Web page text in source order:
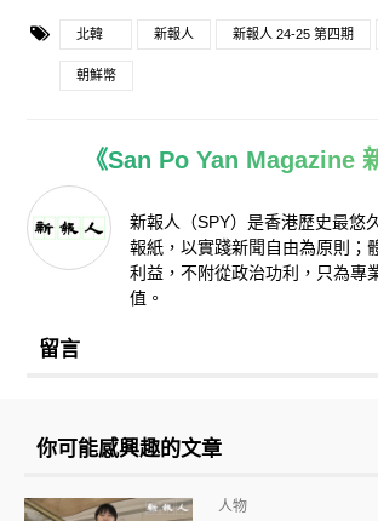
北韓 新報人 新報人 24-25 第四期
朝鮮幣
《San Po Yan Magazine
新報人（SPY）是香港歷史最悠
報紙，以實踐新聞自由為原則；
利益，不附從政治功利，只為專
值。
留言
你可能感興趣的文章
人物